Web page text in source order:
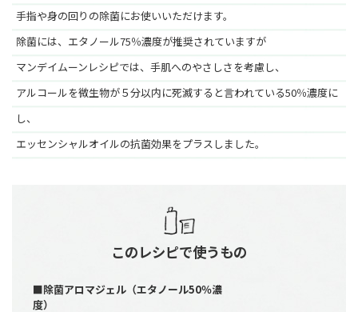
手指や身の回りの除菌にお使いいただけます。
除菌には、エタノール75％濃度が推奨されていますが
マンデイムーンレシピでは、手肌へのやさしさを考慮し、
アルコールを微生物が５分以内に死滅すると言われている50％濃度に
し、
エッセンシャルオイルの抗菌効果をプラスしました。
このレシピで使うもの
■除菌アロマジェル（エタノール50％濃
度）